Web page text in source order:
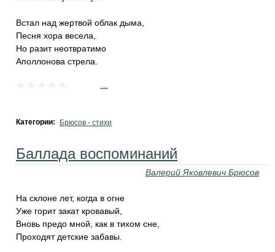
Встал над жертвой облак дыма,
Песня хора весела,
Но разит неотвратимо
Аполлонова стрела.
Категории: Брюсов - стихи
Баллада воспоминаний
Валерий Яковлевич Брюсов
На склоне лет, когда в огне
Уже горит закат кровавый,
Вновь предо мной, как в тихом сне,
Проходят детские забавы.